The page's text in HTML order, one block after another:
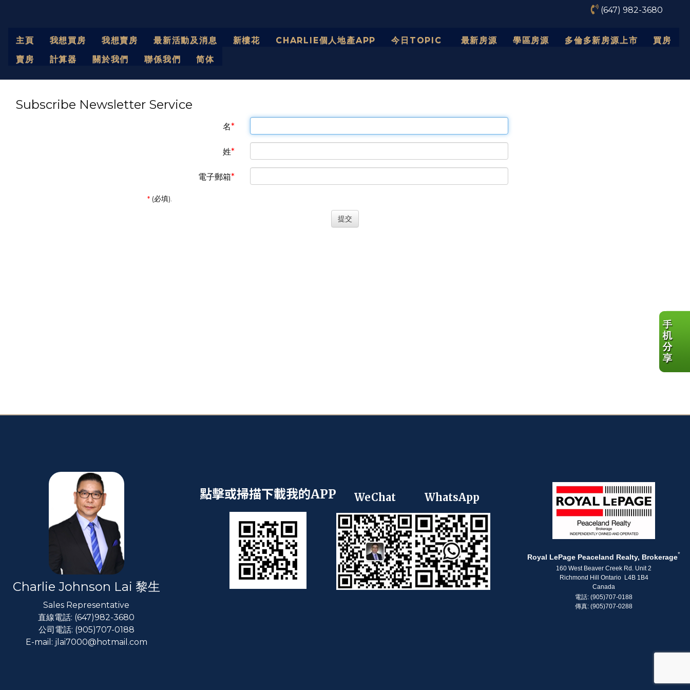
(647) 982-3680
主頁 我想買房 我想賣房 最新活動及消息 新樓花 CHARLIE個人地產APP 今日TOPIC 最新房源 學區房源 多倫多新房源上市
買房
賣房
計算器 關於我們 聯係我們 简体
Subscribe Newsletter Service
名
姓
電子郵箱
* (必填).
Charlie Johnson Lai 黎生
Sales Representative
直線電話: (647)982-3680
公司電話: (905)707-0188
E-mail: jlai7000@hotmail.com
點擊或掃描下載我的APP WeChat WhatsApp
Royal LePage Peaceland Realty, Brokerage*
160 West Beaver Creek Rd. Unit 2
Richmond Hill Ontario L4B 1B4
Canada
電話: (905)707-0188
傳真: (905)707-0288